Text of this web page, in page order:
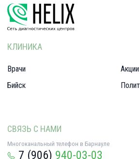
КЛИНИКА
Врачи
Акции
Бийск
СВЯЗЬ С НАМИ
Многоканальный телефон в Барнауле
7 (906) 940-03-03